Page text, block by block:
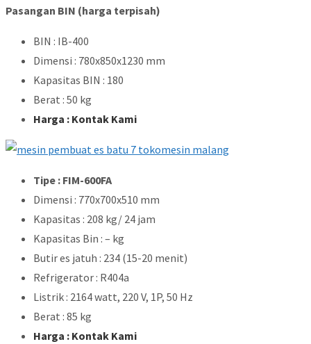
Pasangan BIN (harga terpisah)
BIN : IB-400
Dimensi : 780x850x1230 mm
Kapasitas BIN : 180
Berat : 50 kg
Harga : Kontak Kami
Tipe : FIM-600FA
Dimensi : 770x700x510 mm
Kapasitas : 208 kg/ 24 jam
Kapasitas Bin : – kg
Butir es jatuh : 234 (15-20 menit)
Refrigerator : R404a
Listrik : 2164 watt, 220 V, 1P, 50 Hz
Berat : 85 kg
Harga : Kontak Kami